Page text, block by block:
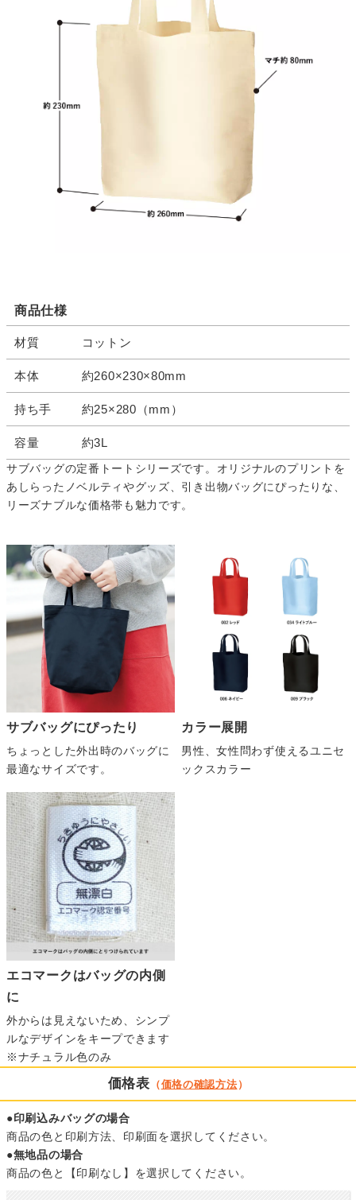
商品仕様
材質 コットン
本体 約260×230×80mm
持ち手 約25×280（mm）
容量 約3L
サブバッグの定番トートシリーズです。オリジナルのプリントを
あしらったノベルティやグッズ、引き出物バッグにぴったりな、
リーズナブルな価格帯も魅力です。
サブバッグにぴったり
ちょっとした外出時のバッグに
最適なサイズです。
カラー展開
男性、女性問わず使えるユニセ
ックスカラー
エコマークはバッグの内側
に
外からは見えないため、シンプ
ルなデザインをキープできます
※ナチュラル色のみ
価格表 （価格の確認方法）
●印刷込みバッグの場合
商品の色と印刷方法、印刷面を選択してください。
●無地品の場合
商品の色と【印刷なし】を選択してください。